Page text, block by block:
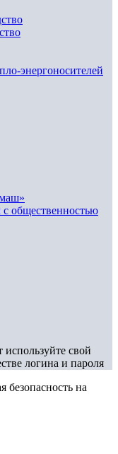
энергоносителей
общественностью
свой
логина и пароля
безопасность на